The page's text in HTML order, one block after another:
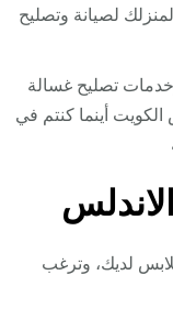
لصيانة وتصليح
تصليح غسالة
أينما كنتم في
لديك، وترغب